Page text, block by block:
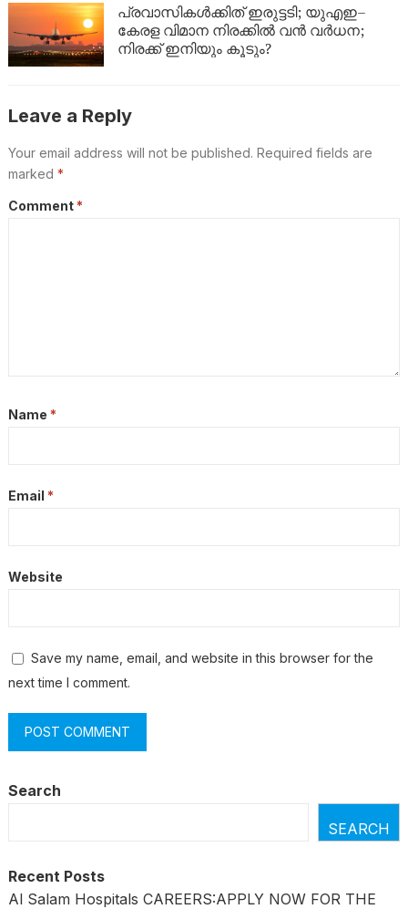
പ്രവാസികൾക്കിത് ഇരുട്ടടി; യുഎഇ–
കേരള വിമാന നിരക്കിൽ വൻ വർധന;
നിരക്ക് ഇനിയും കൂടും?
Leave a Reply
Your email address will not be published. Required fields are
marked *
Comment *
Name *
Email *
Website
Save my name, email, and website in this browser for the
next time I comment.
Search
SEARCH
Recent Posts
Al Salam Hospitals CAREERS:APPLY NOW FOR THE